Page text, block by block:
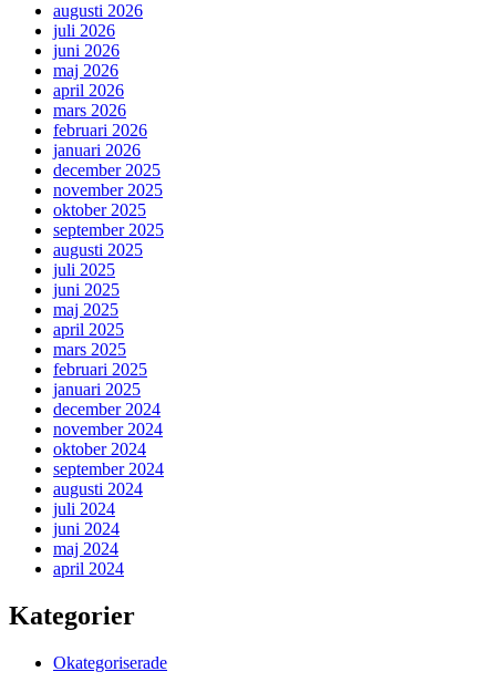
augusti 2026
juli 2026
juni 2026
maj 2026
april 2026
mars 2026
februari 2026
januari 2026
december 2025
november 2025
oktober 2025
september 2025
augusti 2025
juli 2025
juni 2025
maj 2025
april 2025
mars 2025
februari 2025
januari 2025
december 2024
november 2024
oktober 2024
september 2024
augusti 2024
juli 2024
juni 2024
maj 2024
april 2024
Kategorier
Okategoriserade